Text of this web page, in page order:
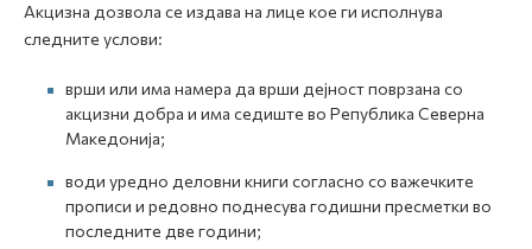
Контакт
Е-Весник
Акцизна дозвола се издава на лице кое ги исполнува
следните услови:
врши или има намера да врши дејност поврзана со
акцизни добра и има седиште во Република Северна
Македонија;
води уредно деловни книги согласно со важечките
прописи и редовно поднесува годишни пресметки во
последните две години;